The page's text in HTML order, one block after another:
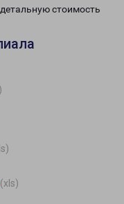
стоимость
(xls)